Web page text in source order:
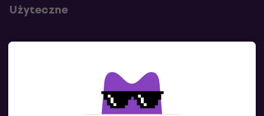
Użyteczne
Skontaktuj się z nami